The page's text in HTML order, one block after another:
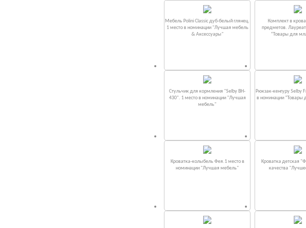
Мебель Polini Classic дуб-белый глянец.
1 место в номинации "Лучшая мебель
& Аксессуары"
Комплект в
предметов.
“Товары для
Стульчик для кормления "Selby BH-
430". 1 место в номинации "Лучшая
мебель"
Рюкзак-кенгуру Selby
в номинации “Товары
Кроватка-колыбель Фея.1 место в
номинации "Лучшая мебель"
Кроватка детская
качества